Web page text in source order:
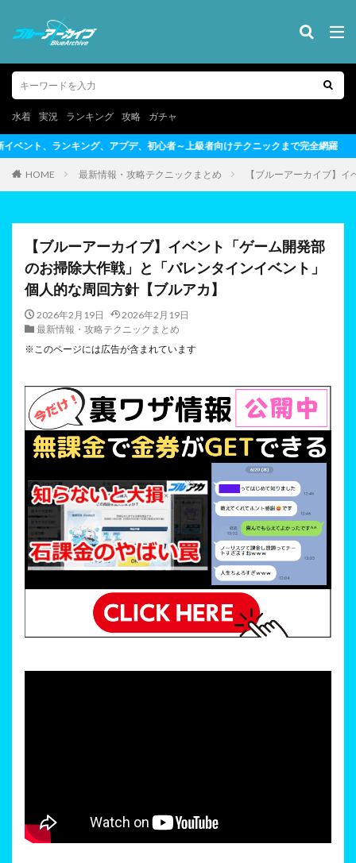
水着 実況 ランキング 攻略 ガチャ
～上級者向けテクニックまで完全網羅
HOME 最新情報・攻略テクニックまとめ 【ブルーアーカイブ】
【ブルーアーカイブ】イベント「ゲーム開発部
のお掃除大作戦」と「バレンタインイベント」
個人的な周回方針【ブルアカ】
2026年2月19日
2026年2月19日
最新情報・攻略テクニックまとめ
※このページには広告が含まれています